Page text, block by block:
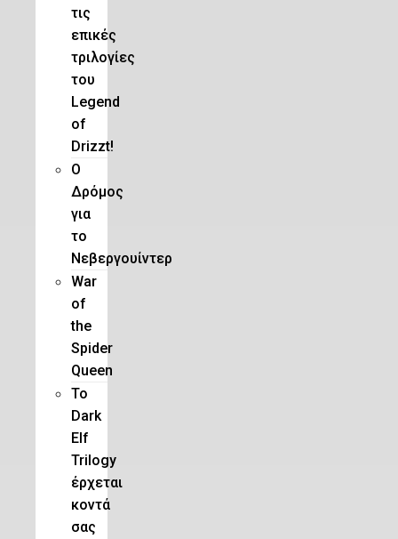
τις
επικές
τριλογίες
του
Legend
of
Drizzt!
O
Δρόμος
για
το
Νεβεργουίντερ
War
of
the
Spider
Queen
Το
Dark
Elf
Trilogy
έρχεται
κοντά
σας